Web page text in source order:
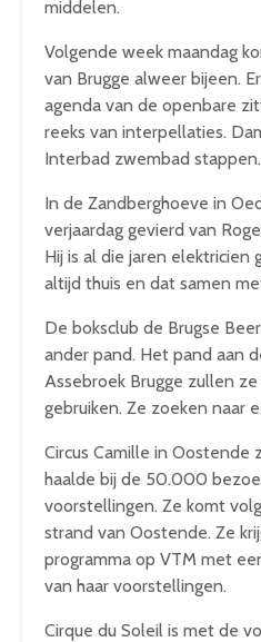
middelen.
Volgende week maandag
van Brugge alweer bijeen.
agenda van de openbare
reeks van interpellaties.
Interbad zwembad stappen.
In de Zandberghoeve in
verjaardag gevierd van
Hij is al die jaren elektricien
altijd thuis en dat samen
De boksclub de Brugse
ander pand. Het pand aan
Assebroek Brugge zullen
gebruiken. Ze zoeken naar
Circus Camille in Oostende
haalde bij de 50.000
voorstellingen. Ze komt
strand van Oostende. Ze
programma op VTM met
van haar voorstellingen.
Cirque du Soleil is met de